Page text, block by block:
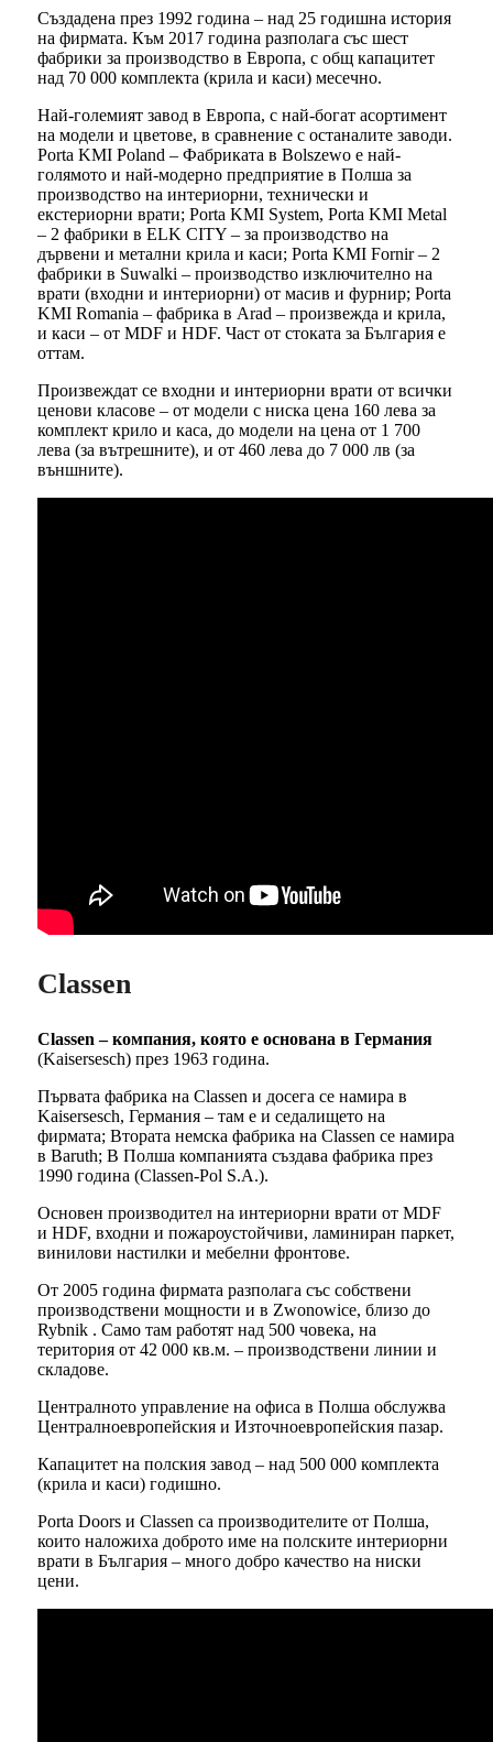
Създадена през 1992 година – над 25 годишна история
на фирмата. Към 2017 година разполага със шест
фабрики за производство в Европа, с общ капацитет
над 70 000 комплекта (крила и каси) месечно.
Най-големият завод в Европа, с най-богат асортимент
на модели и цветове, в сравнение с останалите заводи.
Porta KMI Poland – Фабриката в Bolszewo е най-
голямото и най-модерно предприятие в Полша за
производство на интериорни, технически и
екстериорни врати; Porta KMI System, Porta KMI Metal
– 2 фабрики в ELK CITY – за производство на
дървени и метални крила и каси; Porta KMI Fornir – 2
фабрики в Suwalki – производство изключително на
врати (входни и интериорни) от масив и фурнир; Porta
KMI Romania – фабрика в Arad – произвежда и крила,
и каси – от MDF и HDF. Част от стоката за България е
оттам.
Произвеждат се входни и интериорни врати от всички
ценови класове – от модели с ниска цена 160 лева за
комплект крило и каса, до модели на цена от 1 700
лева (за вътрешните), и от 460 лева до 7 000 лв (за
външните).
Classen
Classen – компания, която е основана в Германия
(Kaisersesch) през 1963 година.
Първата фабрика на Classen и досега се намира в
Kaisersesch, Германия – там е и седалището на
фирмата; Втората немска фабрика на Classen се намира
в Baruth; В Полша компанията създава фабрика през
1990 година (Classen-Pol S.A.).
Основен производител на интериорни врати от MDF
и HDF, входни и пожароустойчиви, ламиниран паркет,
винилови настилки и мебелни фронтове.
От 2005 година фирмата разполага със собствени
производствени мощности и в Zwonowice, близо до
Rybnik . Само там работят над 500 човека, на
територия от 42 000 кв.м. – производствени линии и
складове.
Централното управление на офиса в Полша обслужва
Централноевропейския и Източноевропейския пазар.
Капацитет на полския завод – над 500 000 комплекта
(крила и каси) годишно.
Porta Doors и Classen са производителите от Полша,
които наложиха доброто име на полските интериорни
врати в България – много добро качество на ниски
цени.